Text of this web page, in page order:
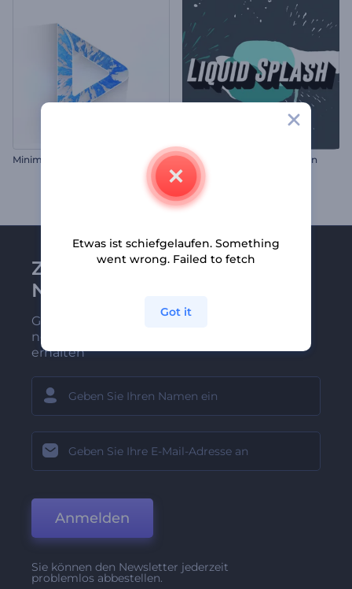
Minimalistischer Logo Opener Spritzwasser Logoanimation
Zu Renderforest-
Newsletter anmelden
Gehören Sie zu den Ersten, die unsere
neuesten Nachrichten und Angebote
erhalten
Anmelden
Sie können den Newsletter jederzeit
problemlos abbestellen.
Etwas ist schiefgelaufen. Something
went wrong. Failed to fetch
Got it